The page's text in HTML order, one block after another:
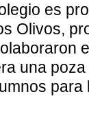
es
Olivos,
una